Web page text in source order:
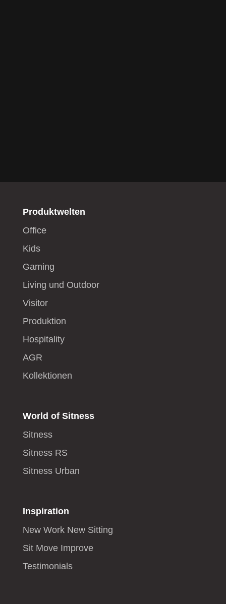
Produktwelten
Office
Kids
Gaming
Living und Outdoor
Visitor
Produktion
Hospitality
AGR
Kollektionen
World of Sitness
Sitness
Sitness RS
Sitness Urban
Inspiration
New Work New Sitting
Sit Move Improve
Testimonials